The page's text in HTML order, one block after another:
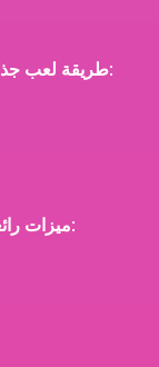
طريقة لعب:
ميزات، استمتع بـ: